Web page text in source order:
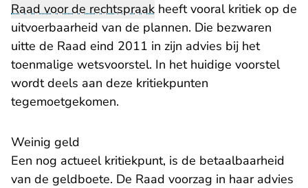
Raad voor de rechtspraak heeft vooral kritiek op de
uitvoerbaarheid van de plannen. Die bezwaren
uitte de Raad eind 2011 in zijn advies bij het
toenmalige wetsvoorstel. In het huidige voorstel
wordt deels aan deze kritiekpunten
tegemoetgekomen.
Weinig geld
Een nog actueel kritiekpunt, is de betaalbaarheid
van de geldboete. De Raad voorzag in haar advies